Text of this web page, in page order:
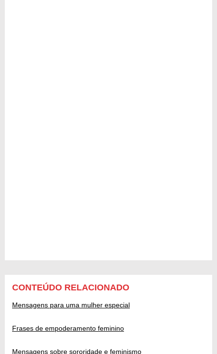
CONTEÚDO RELACIONADO
Mensagens para uma mulher especial
Frases de empoderamento feminino
Mensagens sobre sororidade e feminismo